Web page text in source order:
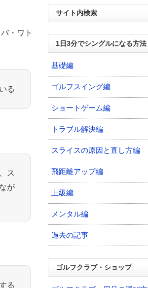
・ワト
る
ス
が
る
サイト内検索
1日3分でシングルになる方法
基礎編
ゴルフスイング編
ショートゲーム編
トラブル解決編
スライスの原因と直し方編
飛距離アップ編
上級編
メンタル編
過去の記事
ゴルフクラブ・ショップ